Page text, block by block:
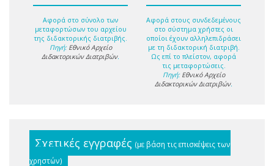
Αφορά στο σύνολο των
μεταφορτώσων του αρχείου
της διδακτορικής διατριβής.
Πηγή: Εθνικό Αρχείο
Διδακτορικών Διατριβών.
Αφορά στους συνδεδεμένους
στο σύστημα χρήστες οι
οποίοι έχουν αλληλεπιδράσει
με τη διδακτορική διατριβή.
Ως επί το πλείστον, αφορά
τις μεταφορτώσεις.
Πηγή: Εθνικό Αρχείο
Διδακτορικών Διατριβών.
Σχετικές εγγραφές (με βάση τις επισκέψεις των
χρηστών)